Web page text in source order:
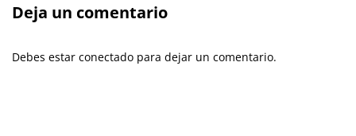
Deja un comentario
Debes estar conectado para dejar un comentario.